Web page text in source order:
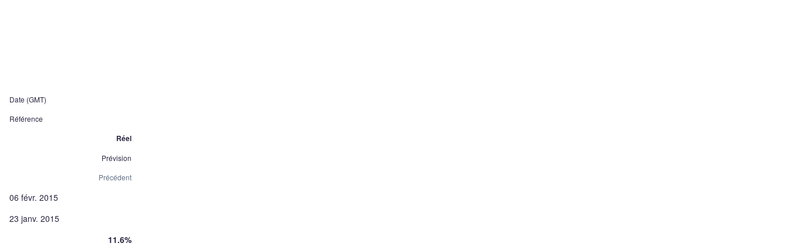
Date (GMT)
Référence
Réel
Prévision
Précédent
06 févr. 2015
23 janv. 2015
11.6%